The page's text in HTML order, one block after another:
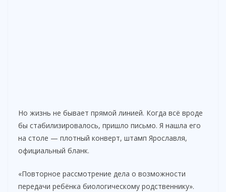
Но жизнь не бывает прямой линией. Когда всё вроде
бы стабилизировалось, пришло письмо. Я нашла его
на столе — плотный конверт, штамп Ярославля,
официальный бланк.
«Повторное рассмотрение дела о возможности
передачи ребёнка биологическому родственнику».